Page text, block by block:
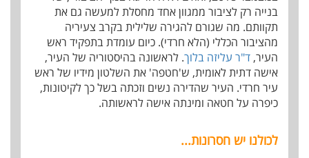
בנייה רק לציבור ממגוון אחד מחסלת למעשה גם את
תקוותם. מה שגורם להגירה שלילית בקרב צעיריה
מהציבור הכללי (הלא חרדי). כיום עומדת בתפקיד ראש
העיר,ד"ר עליזה בלוך. לראשונה בהיסטוריה של העיר,
אישה דתית לאומית, ש'חטפה' את השלטון מידיו של ראש
עיר חרדי. העיר שהדירה נשים וזכתה בשל כך לקיטונות,
כיפרה על חטאה ומינתה אישה לראשותה.
לכולנו יש חסרונות...